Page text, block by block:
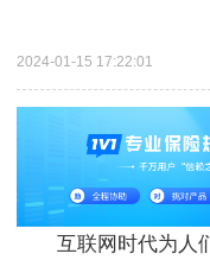
2024-01-15 17:22:01
互联网时代为人们